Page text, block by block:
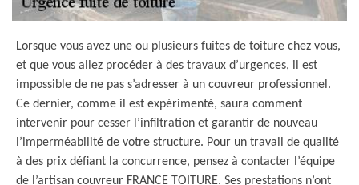
Lorsque vous avez une ou plusieurs fuites de toiture chez vous,
et que vous allez procéder à des travaux d’urgences, il est
impossible de ne pas s’adresser à un couvreur professionnel.
Ce dernier, comme il est expérimenté, saura comment
intervenir pour cesser l’infiltration et garantir de nouveau
l’imperméabilité de votre structure. Pour un travail de qualité
à des prix défiant la concurrence, pensez à contacter l’équipe
de l’artisan couvreur FRANCE TOITURE. Ses prestations n’ont